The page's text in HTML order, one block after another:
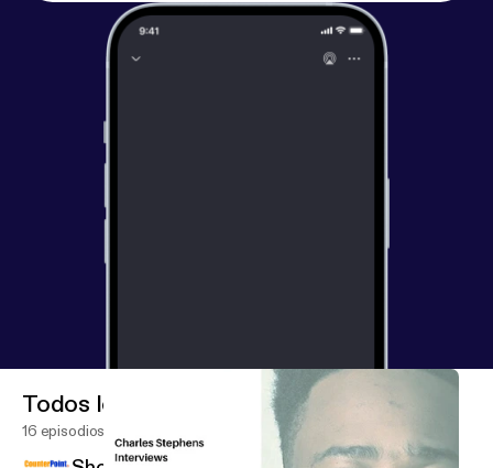
Todos los episodios
16 episodios